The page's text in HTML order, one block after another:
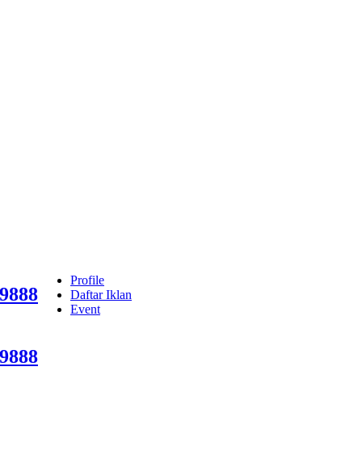
Profile
Daftar Iklan
Event